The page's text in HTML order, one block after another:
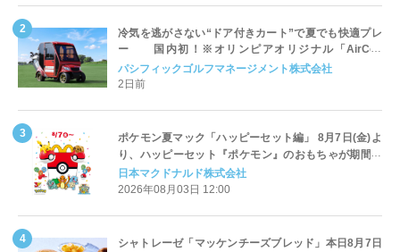
冷気を逃がさない“ドア付きカート”で夏でも快適プレ
ー 国内初！※オリンピアオリジナル「AirCon
Cart（エアコンカート）」導入 | ＰＧＭ
パシフィックゴルフマネージメント株式会社
2日前
ポケモン夏マック「ハッピーセット編」 8月7日(金)よ
り、ハッピーセット『ポケモン』のおもちゃが期間限
定登場
日本マクドナルド株式会社
2026年08月03日 12:00
シャトレーゼ「マッケンチーズブレッド」本日8月7日